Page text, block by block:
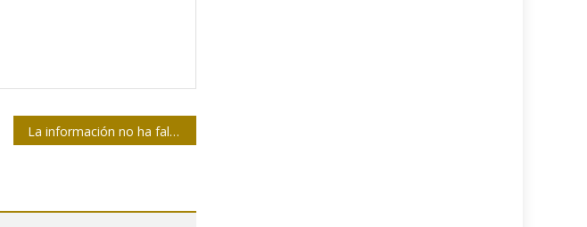
La información no ha faltado